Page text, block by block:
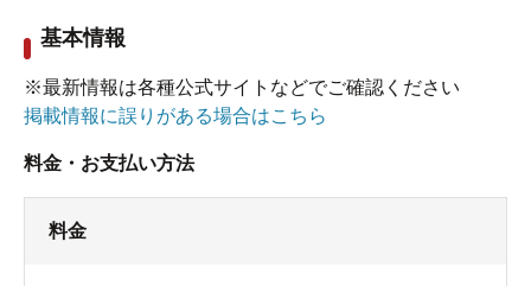
基本情報
※最新情報は各種公式サイトなどでご確認ください
掲載情報に誤りがある場合はこちら
料金・お支払い方法
料金